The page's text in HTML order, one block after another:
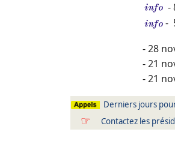
-
-
- 28
-21
- 21
Derniers jours
☞ Contactez les